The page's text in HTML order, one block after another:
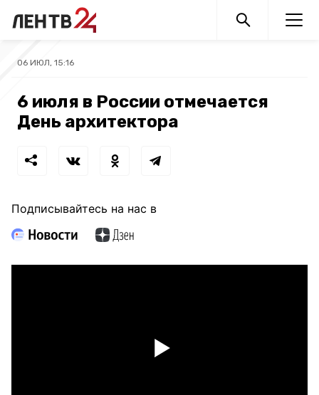
06 ИЮЛ, 15:16
6 июля в России отмечается
День архитектора
Подписывайтесь на нас в